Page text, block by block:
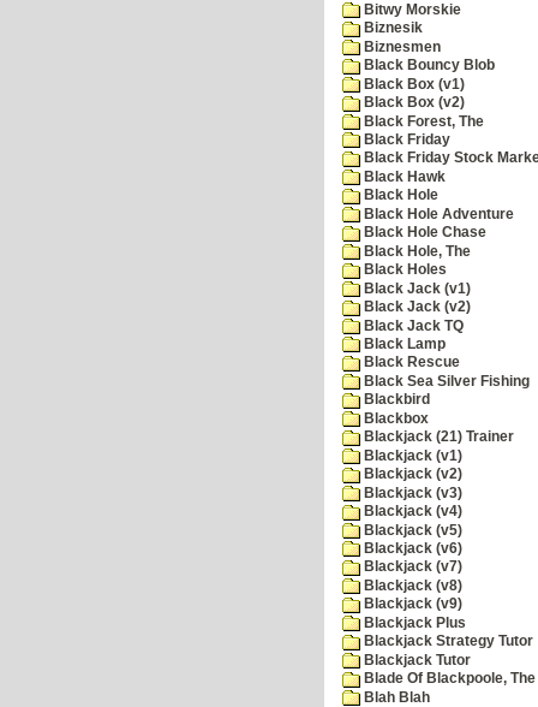
Bitwy Morskie
Biznesik
Biznesmen
Black Bouncy Blob
Black Box (v1)
Black Box (v2)
Black Forest, The
Black Friday
Black Friday Stock
Black Hawk
Black Hole
Black Hole Adventure
Black Hole Chase
Black Hole, The
Black Holes
Black Jack (v1)
Black Jack (v2)
Black Jack TQ
Black Lamp
Black Rescue
Black Sea Silver Fishing
Blackbird
Blackbox
Blackjack (21) Trainer
Blackjack (v1)
Blackjack (v2)
Blackjack (v3)
Blackjack (v4)
Blackjack (v5)
Blackjack (v6)
Blackjack (v7)
Blackjack (v8)
Blackjack (v9)
Blackjack Plus
Blackjack Strategy Tutor
Blackjack Tutor
Blade Of Blackpoole, The
Blah Blah